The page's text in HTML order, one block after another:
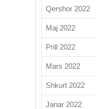
Qershor 2022
Maj 2022
Prill 2022
Mars 2022
Shkurt 2022
Janar 2022